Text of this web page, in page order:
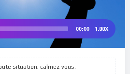
00:00 1.00X
situation, calmez-vous.